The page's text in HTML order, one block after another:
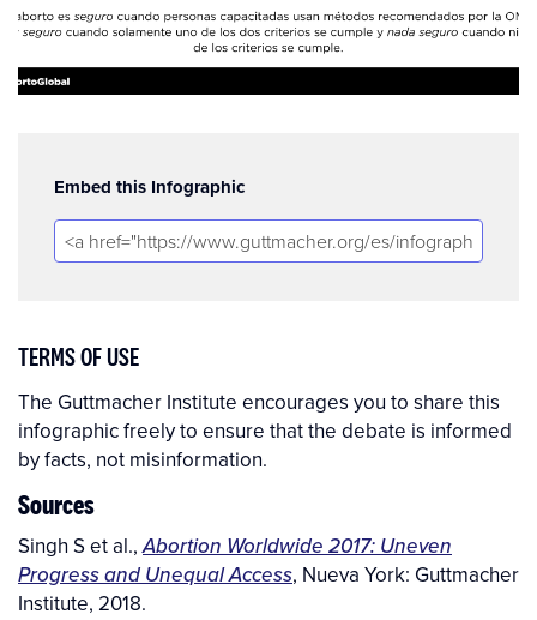
Embed this Infographic
TERMS OF USE
The Guttmacher Institute encourages you to share this
infographic freely to ensure that the debate is informed
by facts, not misinformation.
Sources
Singh S et al.,Abortion Worldwide 2017: Uneven
Progress and Unequal Access, Nueva York: Guttmacher
Institute, 2018.